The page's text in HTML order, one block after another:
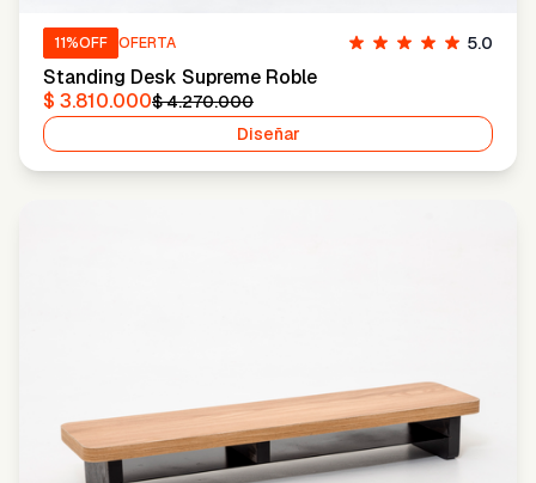
11%OFF OFERTA 5.0
Standing Desk Supreme Roble
$ 3.810.000$ 4.270.000
Diseñar